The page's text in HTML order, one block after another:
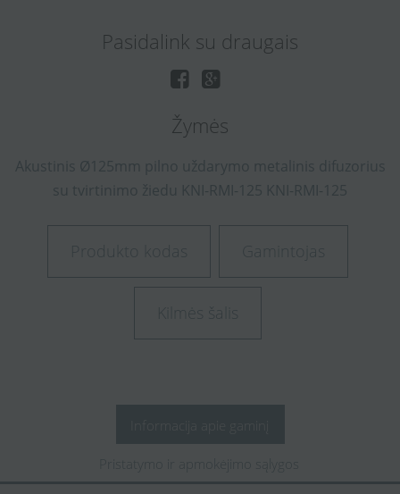
Pasidalink su draugais
Žymės
Akustinis Ø125mm pilno uždarymo metalinis difuzorius
su tvirtinimo žiedu KNI-RMI-125 KNI-RMI-125
Produkto kodas Gamintojas
Kilmės šalis
Pristatymo ir apmokėjimo sąlygos